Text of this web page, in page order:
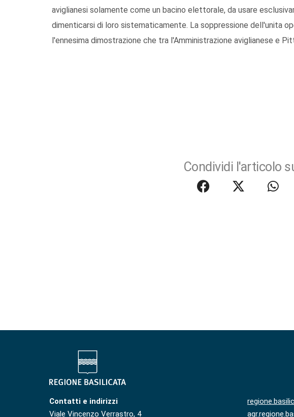
aviglianesi solamente come un bacino elettorale, da usare
dimenticarsi di loro sistematicamente. La soppressione dell'unita
l'ennesima dimostrazione che tra l'Amministrazione aviglianese e
Condividi l'articolo
Contatti e indirizzi
Viale Vincenzo Verrastro, 4